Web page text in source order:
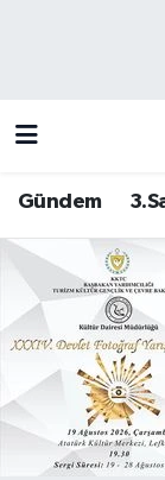
Gündem